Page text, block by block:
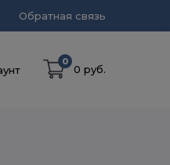
Обратная связь
0
0 руб.